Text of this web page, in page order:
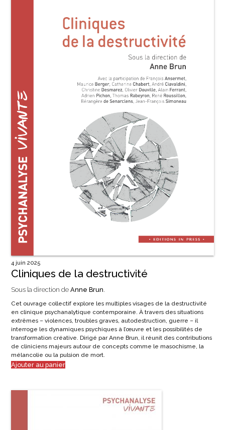
4 juin 2025
Cliniques de la destructivité
Sous la direction de Anne Brun.
Cet ouvrage collectif explore les multiples visages de la destructivité
en clinique psychanalytique contemporaine. À travers des situations
extrêmes – violences, troubles graves, autodestruction, guerre – il
interroge les dynamiques psychiques à l’œuvre et les possibilités de
transformation créative. Dirigé par Anne Brun, il réunit des contributions
de cliniciens majeurs autour de concepts comme le masochisme, la
mélancolie ou la pulsion de mort.
Ajouter au panier